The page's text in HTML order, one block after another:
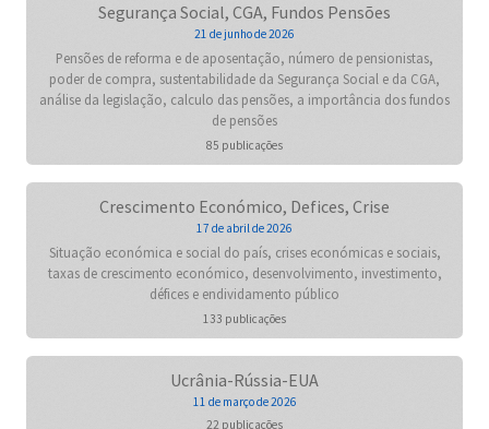
Segurança Social, CGA, Fundos Pensões
21 de junho de 2026
Pensões de reforma e de aposentação, número de pensionistas,
poder de compra, sustentabilidade da Segurança Social e da CGA,
análise da legislação, calculo das pensões, a importância dos fundos
de pensões
85 publicações
Crescimento Económico, Defices, Crise
17 de abril de 2026
Situação económica e social do país, crises económicas e sociais,
taxas de crescimento económico, desenvolvimento, investimento,
défices e endividamento público
133 publicações
Ucrânia-Rússia-EUA
11 de março de 2026
22 publicações